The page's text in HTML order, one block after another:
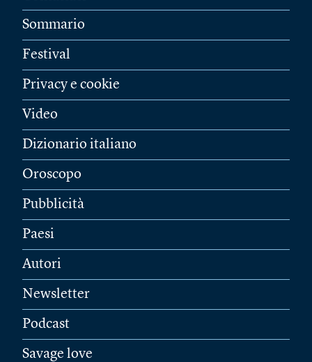
Sommario
Festival
Privacy e cookie
Video
Dizionario italiano
Oroscopo
Pubblicità
Paesi
Autori
Newsletter
Podcast
Savage love